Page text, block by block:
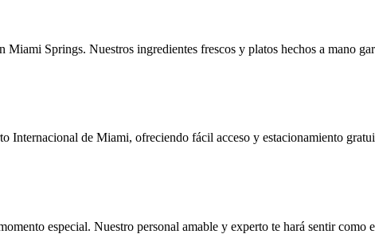
Springs. Nuestros ingredientes frescos y platos hechos a mano
de Miami, ofreciendo fácil acceso y estacionamiento
especial. Nuestro personal amable y experto te hará sentir como